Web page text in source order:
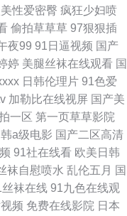
性爱密臀 疯狂少妇喷
偷拍草草草 97狠狠插
夜99 91日逼视频 国产
婷 美腿丝袜在线观看 国
日韩伦理片 91色爱
加勒比在线视屏 国产美
一区 第一页草草影院
韩a级电影 国产二区高清
91社在线看 欧美日韩
袜自慰喷水 乱伦五月 国
丝袜在线 91九色在线观
频 免费在线影院 日本